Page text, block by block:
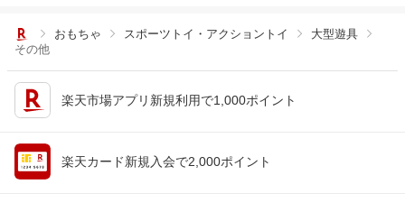
おもちゃ スポーツトイ・アクショントイ
大型遊具
その他
楽天市場アプリ新規利用で1,000ポイント
楽天カード新規入会で2,000ポイント